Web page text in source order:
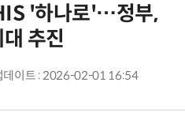
'하나로'…정부,
추진
데이트 : 2026-02-01 16:54